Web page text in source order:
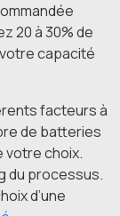
20 à 30% de
capacité
facteurs à
de batteries
votre choix.
du processus.
d’une